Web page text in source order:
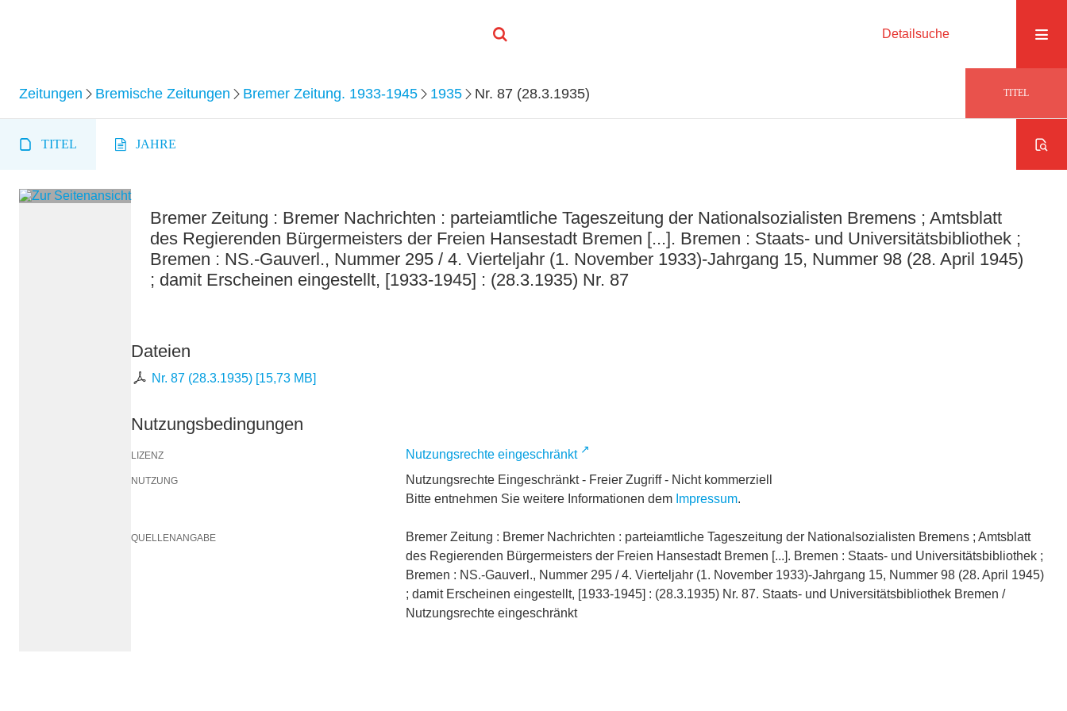
Detailsuche
Zeitungen Bremische Zeitungen Bremer Zeitung. 1933-1945 1935 Nr. 87 (28.3.1935) TITEL
TITEL JAHRE
Bremer Zeitung : Bremer Nachrichten : parteiamtliche Tageszeitung der Nationalsozialisten Bremens ; Amtsblatt
des Regierenden Bürgermeisters der Freien Hansestadt Bremen [...]. Bremen : Staats- und Universitätsbibliothek ;
Bremen : NS.-Gauverl., Nummer 295 / 4. Vierteljahr (1. November 1933)-Jahrgang 15, Nummer 98 (28. April 1945)
; damit Erscheinen eingestellt, [1933-1945] : (28.3.1935) Nr. 87
Dateien
Nr. 87 (28.3.1935) [15,73 MB]
Nutzungsbedingungen
LIZENZ Nutzungsrechte eingeschränkt
NUTZUNG
Nutzungsrechte Eingeschränkt - Freier Zugriff - Nicht kommerziell
Bitte entnehmen Sie weitere Informationen dem Impressum.
QUELLENANGABE
Bremer Zeitung : Bremer Nachrichten : parteiamtliche Tageszeitung der Nationalsozialisten Bremens ; Amtsblatt
des Regierenden Bürgermeisters der Freien Hansestadt Bremen [...]. Bremen : Staats- und Universitätsbibliothek ;
Bremen : NS.-Gauverl., Nummer 295 / 4. Vierteljahr (1. November 1933)-Jahrgang 15, Nummer 98 (28. April 1945)
; damit Erscheinen eingestellt, [1933-1945] : (28.3.1935) Nr. 87. Staats- und Universitätsbibliothek Bremen /
Nutzungsrechte eingeschränkt